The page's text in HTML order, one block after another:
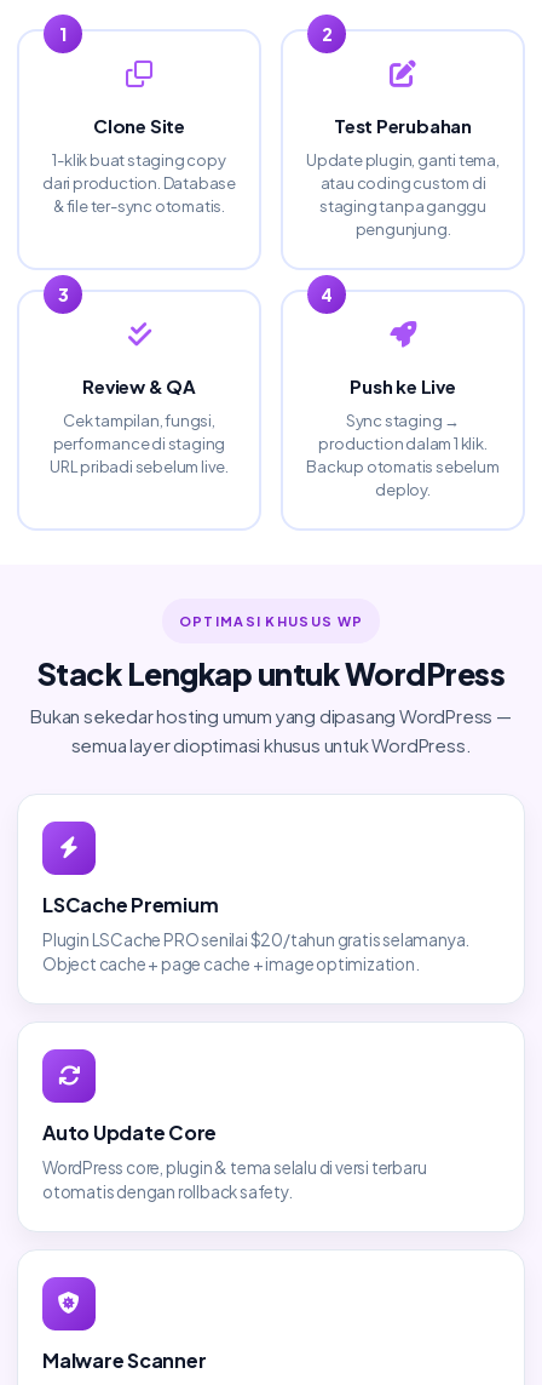
Clone Site
1-klik buat staging copy
dari production. Database
& file ter-sync otomatis.
Test Perubahan
Update plugin, ganti tema,
atau coding custom di
staging tanpa ganggu
pengunjung.
Review & QA
Cek tampilan, fungsi,
performance di staging
URL pribadi sebelum live.
Push ke Live
Sync staging →
production dalam 1 klik.
Backup otomatis sebelum
deploy.
OPTIMASI KHUSUS WP
Stack Lengkap untuk WordPress
Bukan sekedar hosting umum yang dipasang WordPress —
semua layer dioptimasi khusus untuk WordPress.
LSCache Premium
Plugin LSCache PRO senilai $20/tahun gratis selamanya.
Object cache + page cache + image optimization.
Auto Update Core
WordPress core, plugin & tema selalu di versi terbaru
otomatis dengan rollback safety.
Malware Scanner